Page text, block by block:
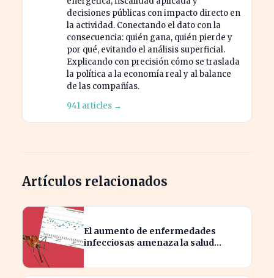
decisiones públicas con impacto directo en
la actividad. Conectando el dato con la
consecuencia: quién gana, quién pierde y
por qué, evitando el análisis superficial.
Explicando con precisión cómo se traslada
la política a la economía real y al balance
de las compañías.
941 articles →
Artículos relacionados
El aumento de enfermedades
infecciosas amenaza la salud